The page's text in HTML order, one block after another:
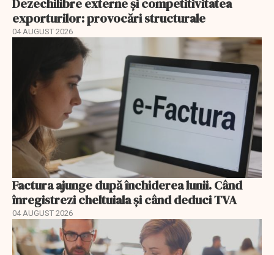
Dezechilibre externe și competitivitatea
exporturilor: provocări structurale
04 AUGUST 2026
Factura ajunge după închiderea lunii. Când
înregistrezi cheltuiala și când deduci TVA
04 AUGUST 2026